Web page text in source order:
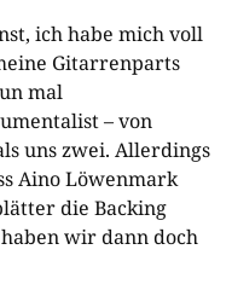
ich habe mich voll
Gitarrenparts
mal
– von
uns zwei. Allerdings
Aino Löwenmark
die Backing
wir dann doch